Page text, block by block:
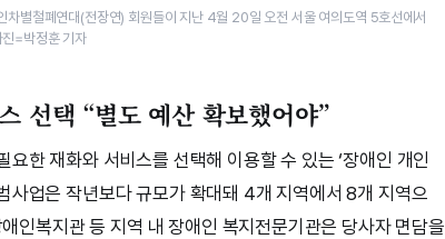
차별철폐연대(전장연) 회원들이 지난 4월 20일 오전 서울 여의도역 5호선에서
진=박정훈 기자
선택 “별도 예산 확보했어야”
한 재화와 서비스를 선택해 이용할 수 있는 ‘장애인 개인
사업은 작년보다 규모가 확대돼 4개 지역에서 8개 지역으
인복지관 등 지역 내 장애인 복지전문기관은 당사자 면담을